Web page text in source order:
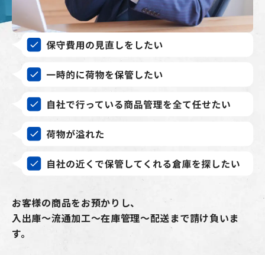
お客様の商品をお預かりし、
入出庫～流通加工～在庫管理～配送まで請け負いま
す。